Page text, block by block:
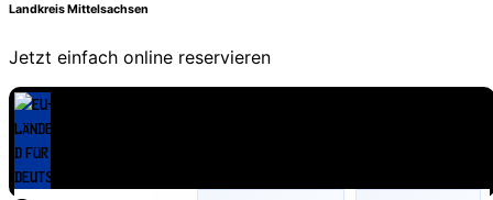
Landkreis Mittelsachsen
Jetzt einfach online reservieren